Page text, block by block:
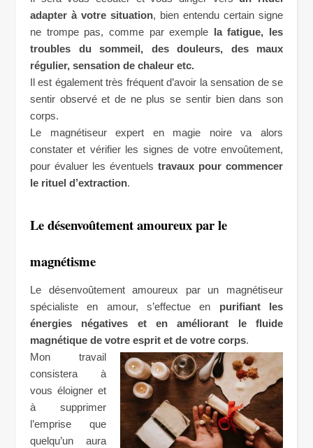
adapter à votre situation, bien entendu certain signe
ne trompe pas, comme par exemple la fatigue, les
troubles du sommeil, des douleurs, des maux
régulier, sensation de chaleur etc.
Il est également très fréquent d’avoir la sensation de se
sentir observé et de ne plus se sentir bien dans son
corps.
Le magnétiseur expert en magie noire va alors
constater et vérifier les signes de votre envoûtement,
pour évaluer les éventuels travaux pour commencer
le rituel d’extraction.
Le désenvoûtement amoureux par le
magnétisme
Le désenvoûtement amoureux par un magnétiseur
spécialiste en amour, s’effectue en purifiant les
énergies négatives et en améliorant le fluide
magnétique de votre esprit et de votre corps.
Mon travail
consistera à
vous éloigner et
à supprimer
l’emprise que
quelqu’un aura